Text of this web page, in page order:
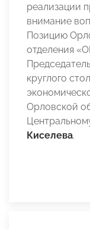
реализации
внимание
Позицию
отделения
круглого
Орловской
Киселева.